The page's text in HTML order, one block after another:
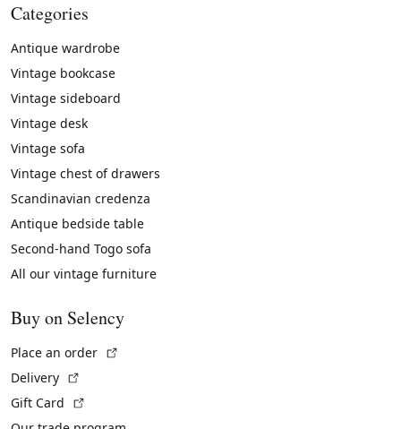
Categories
Antique wardrobe
Vintage bookcase
Vintage sideboard
Vintage desk
Vintage sofa
Vintage chest of drawers
Scandinavian credenza
Antique bedside table
Second-hand Togo sofa
All our vintage furniture
Buy on Selency
Place an order
Delivery
Gift Card